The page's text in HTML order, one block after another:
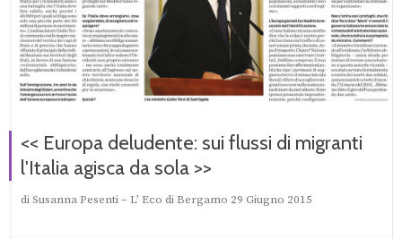
<< Europa deludente: sui flussi di migranti
l'Italia agisca da sola >>
di Susanna Pesenti – L’ Eco di Bergamo 29 Giugno 2015